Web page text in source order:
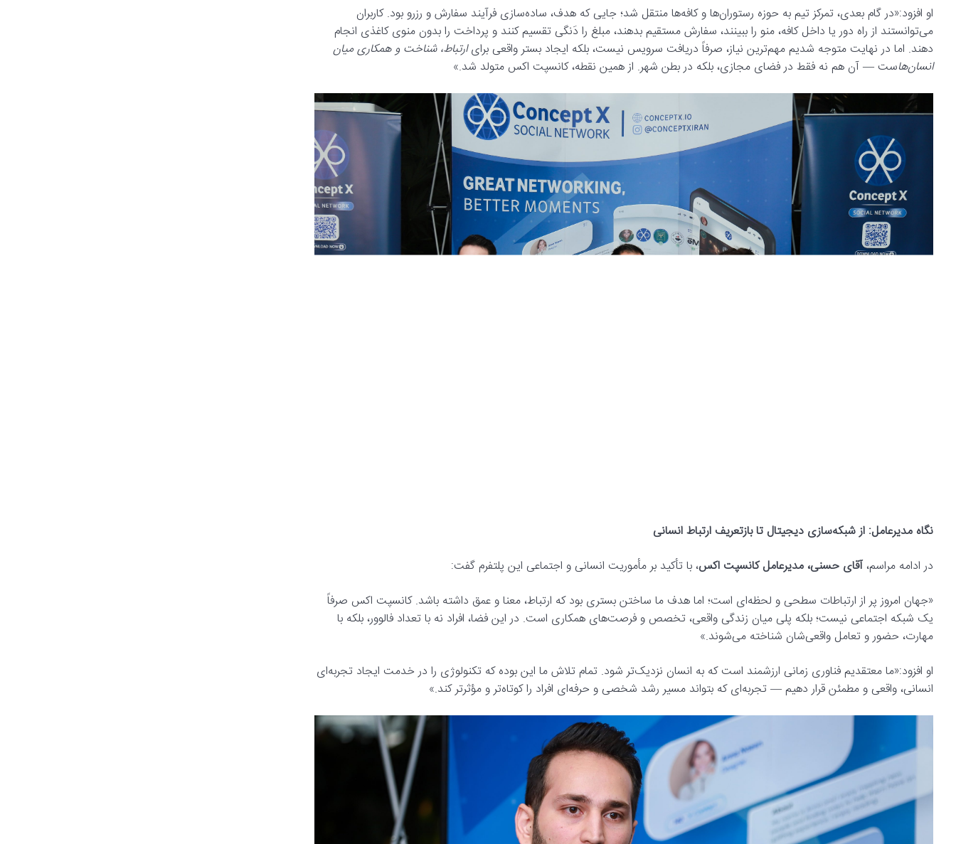
او افزود:«در گام بعدی، تمرکز تیم به حوزه رستوران‌ها و کافه‌ها منتقل شد؛ جایی که هدف، ساده‌سازی فرآیند سفارش و رزرو بود. کاربران
می‌توانستند از راه دور یا داخل کافه، منو را ببینند، سفارش مستقیم بدهند، مبلغ را دَنگی تقسیم کنند و پرداخت را بدون منوی کاغذی انجام
دهند. اما در نهایت متوجه شدیم مهم‌ترین نیاز، صرفاً دریافت سرویس نیست، بلکه ایجاد بستر واقعی برایارتباط، شناخت و همکاری میان
انسان‌هاست — آن هم نه فقط در فضای مجازی، بلکه در بطن شهر. از همین نقطه، کانسپت اکس متولد شد.»
نگاه مدیرعامل: از شبکه‌سازی دیجیتال تا بازتعریف ارتباط انسانی
در ادامه مراسم،آقای حسنی، مدیرعامل کانسپت اکس، با تأکید بر مأموریت انسانی و اجتماعی این پلتفرم گفت:
«جهان امروز پر از ارتباطات سطحی و لحظه‌ای است؛ اما هدف ما ساختن بستری بود که ارتباط، معنا و عمق داشته باشد. کانسپت اکس صرفاً
یک شبکه اجتماعی نیست؛ بلکه پلی میان زندگی واقعی، تخصص و فرصت‌های همکاری است. در این فضا، افراد نه با تعداد فالوور، بلکه با
مهارت، حضور و تعامل واقعی‌شان شناخته می‌شوند.»
او افزود:«ما معتقدیم فناوری زمانی ارزشمند است که به انسان نزدیک‌تر شود. تمام تلاش ما این بوده که تکنولوژی را در خدمت ایجاد تجربه‌ای
انسانی، واقعی و مطمئن قرار دهیم — تجربه‌ای که بتواند مسیر رشد شخصی و حرفه‌ای افراد را کوتاه‌تر و مؤثرتر کند.»